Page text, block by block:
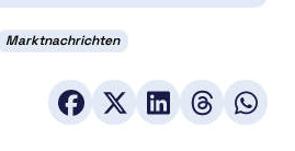
Marktnachrichten